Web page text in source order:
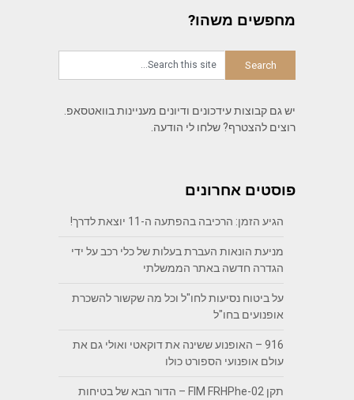
מחפשים משהו?
יש גם קבוצות עידכונים ודיונים מעניינות בוואטסאפ.
רוצים להצטרף? שלחו לי הודעה.
פוסטים אחרונים
הגיע הזמן: הרכיבה בהפתעה ה-11 יוצאת לדרך!
מניעת הונאות העברת בעלות של כלי רכב על ידי
הגדרה חדשה באתר הממשלתי
על ביטוח נסיעות לחו"ל וכל מה שקשור להשכרת
אופנועים בחו"ל
916 – האופנוע ששינה את דוקאטי ואולי גם את
עולם אופנועי הספורט כולו
תקן FIM FRHPhe-02 – הדור הבא של בטיחות